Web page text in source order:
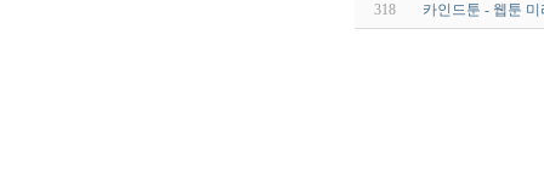
318 카인드툰 - 웹툰